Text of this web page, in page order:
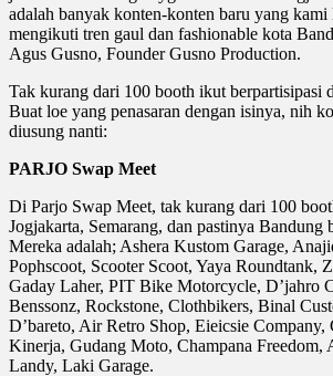
adalah banyak konten-konten baru yang
mengikuti tren gaul dan fashionable kota
Agus Gusno, Founder Gusno Production.
Tak kurang dari 100 booth ikut berpartisipasi
Buat loe yang penasaran dengan isinya, nih
diusung nanti:
PARJO Swap Meet
Di Parjo Swap Meet, tak kurang dari 100
Jogjakarta, Semarang, dan pastinya Bandung
Mereka adalah; Ashera Kustom Garage,
Pophscoot, Scooter Scoot, Yaya Roundtank,
Gaday Laher, PIT Bike Motorcycle, D’jahro
Benssonz, Rockstone, Clothbikers, Binal
D’bareto, Air Retro Shop, Eieicsie Company,
Kinerja, Gudang Moto, Champana Freedom,
Landy, Laki Garage.